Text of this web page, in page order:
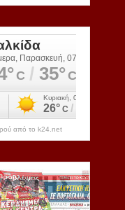
από το k24.net